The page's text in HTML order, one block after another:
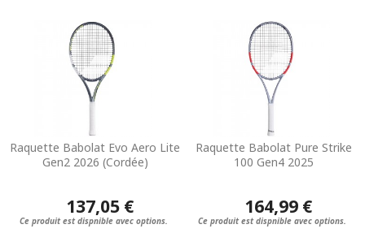
Raquette Babolat Evo Aero Lite
Gen2 2026 (Cordée)
137,05 €
Ce produit est dispnible avec options.
Raquette Babolat Pure Strike
100 Gen4 2025
164,99 €
Ce produit est dispnible avec options.